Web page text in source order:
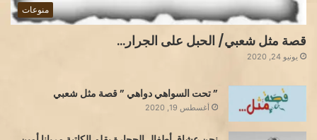
منوعات
قصة مثل شعبي/ الحبل على الجرار…
يونيو 24, 2020
” تحت السواهي دواهي ” قصة مثل شعبي
أغسطس 19, 2020